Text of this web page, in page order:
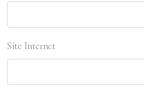
Site Internet